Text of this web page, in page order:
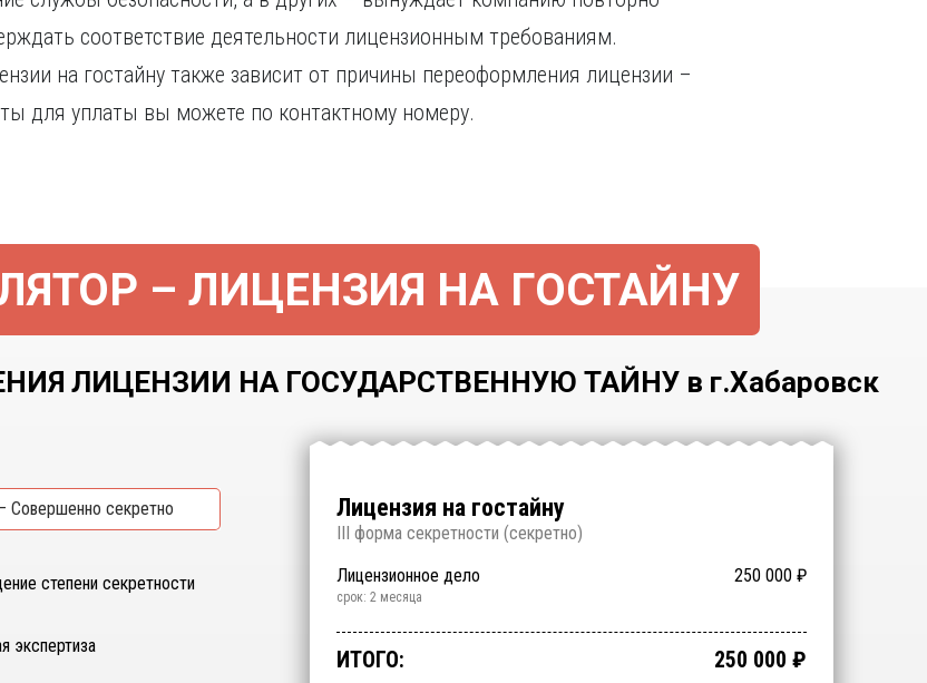
соответствие деятельности лицензионным требованиям.
на гостайну также зависит от причины переоформления лицензии –
для уплаты вы можете по контактному номеру.
– ЛИЦЕНЗИЯ НА ГОСТАЙНУ
ЛИЦЕНЗИИ НА ГОСУДАРСТВЕННУЮ ТАЙНУ в г.Хабаровск
Совершенно секретно
степени секретности
экспертиза
Лицензия на гостайну
III форма секретности (секретно)
Проверочные/Допуск
150 000 ₽
срок: 2.5 месяца
Подтверждение степени секретности 1 000 000 ₽
срок: 2 недели
Обучение 60 000 ₽
срок: 2 недели
Специальная экспертиза 200 000 ₽
срок: 2 недели
Лицензионное дело 250 000 ₽
срок: 2 месяца
Срочное получение 700 000 ₽
Промежуточный итог:
15000 ₽
ИТОГО: 250 000 ₽